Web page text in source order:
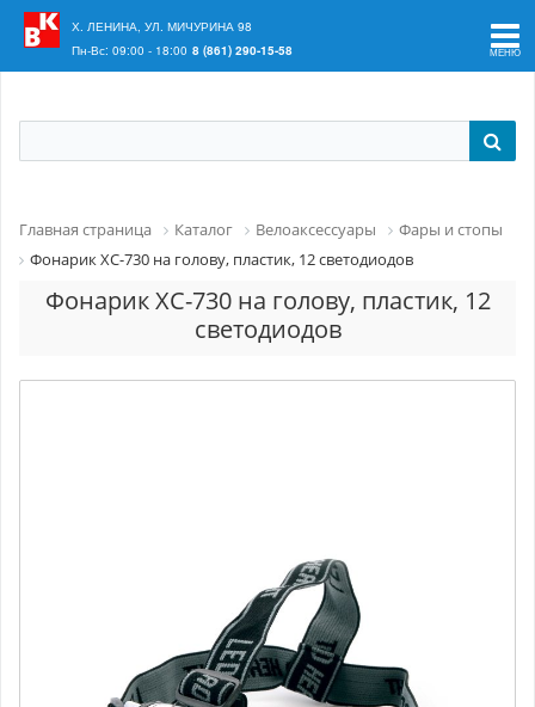
Ваш регион:
Х. ЛЕНИНА, УЛ. МИЧУРИНА 98
Пн-Вс: 09:00 - 18:00 8 (861) 290-15-58
Главная страница Каталог Велоаксессуары
Фары и стопы
Фонарик XC-730 на голову, пластик, 12 светодиодов
Фонарик XC-730 на голову, пластик, 12
светодиодов